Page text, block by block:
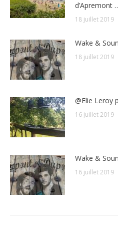
d’Apremont
18 juillet 2019
Wake &
18 juillet 2019
@Elie Leroy
16 juillet 2019
Wake &
16 juillet 2019